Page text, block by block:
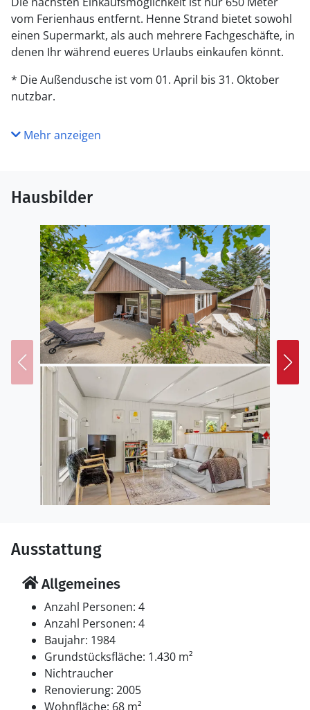
vom Ferienhaus entfernt. Henne Strand bietet sowohl
einen Supermarkt, als auch mehrere Fachgeschäfte, in
denen Ihr während eueres Urlaubs einkaufen könnt.
* Die Außendusche ist vom 01. April bis 31. Oktober
nutzbar.
Mehr anzeigen
Hausbilder
Ausstattung
Allgemeines
Anzahl Personen: 4
Anzahl Personen: 4
Baujahr: 1984
Grundstücksfläche: 1.430 m²
Nichtraucher
Renovierung: 2005
Wohnfläche: 68 m²